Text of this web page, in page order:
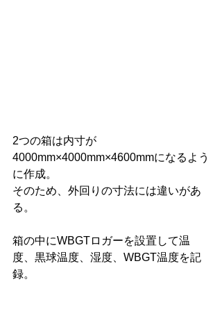
2つの箱は内寸が
4000mm×4000mm×4600mmになるよう
に作成。
そのため、外回りの寸法には違いがあ
る。
箱の中にWBGTロガーを設置して温
度、黒球温度、湿度、WBGT温度を記
録。